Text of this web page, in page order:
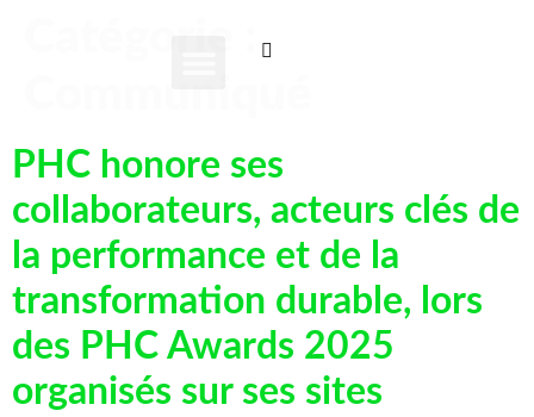
PHC honore ses
collaborateurs, acteurs clés de
la performance et de la
transformation durable, lors
des PHC Awards 2025
organisés sur ses sites